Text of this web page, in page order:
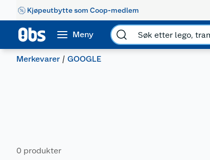
Kjøpeutbytte som Coop-medlem
Meny
Merkevarer GOOGLE
0 produkter